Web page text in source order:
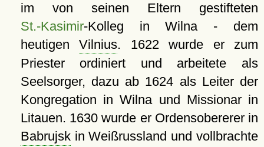
im von seinen Eltern gestifteten
St.-Kasimir-Kolleg in Wilna - dem
heutigenVilnius. 1622 wurde er zum
Priester ordiniert und arbeitete als
Seelsorger, dazu ab 1624 als Leiter der
Kongregation in Wilna und Missionar in
Litauen. 1630 wurde er Ordensobererer in
Babrujskin Weißrussland und vollbrachte